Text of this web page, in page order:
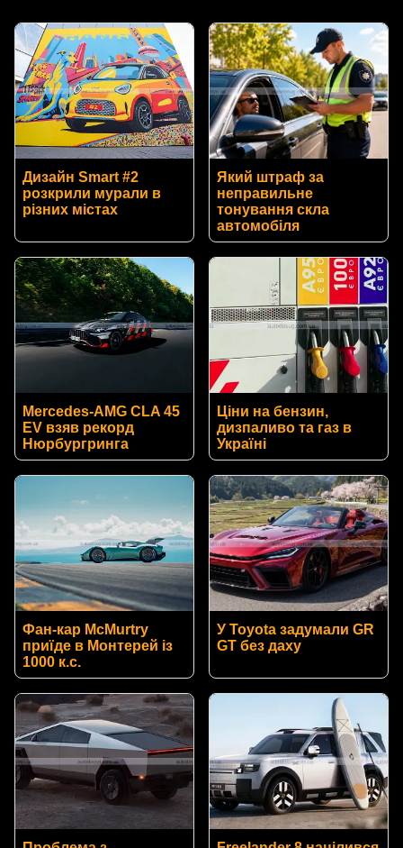
Дизайн Smart #2
розкрили мурали в
різних містах
Який штраф за
неправильне
тонування скла
автомобіля
Mercedes-AMG CLA 45
EV взяв рекорд
Нюрбургринга
Ціни на бензин,
дизпаливо та газ в
Україні
Фан-кар McMurtry
приїде в Монтерей із
1000 к.с.
У Toyota задумали GR
GT без даху